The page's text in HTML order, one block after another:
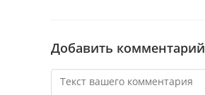
Добавить комментарий